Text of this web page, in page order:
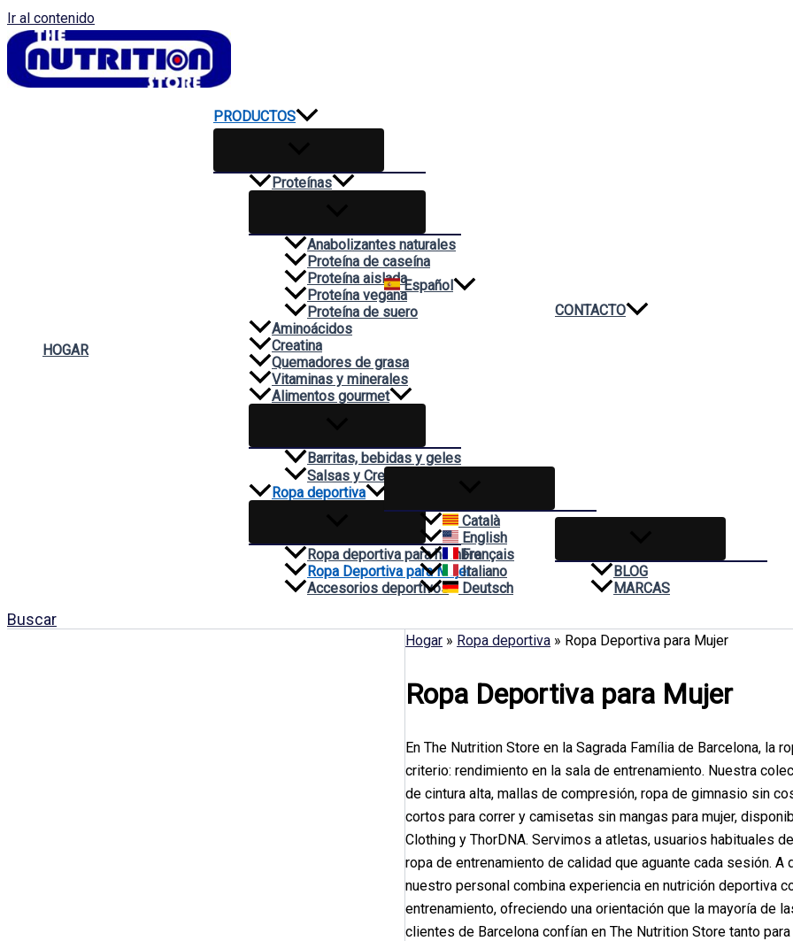
Ir al contenido
HOGAR
PRODUCTOS
Proteínas
Anabolizantes naturales
Proteína de caseína
Proteína aislada
Proteína vegana
Proteína de suero
Aminoácidos
Creatina
Quemadores de grasa
Vitaminas y minerales
Alimentos gourmet
Barritas, bebidas y geles
Salsas y Cremas
Ropa deportiva
Ropa deportiva para hombre
Ropa Deportiva para Mujer
Accesorios deportivos
Español
Català
English
Français
Italiano
Deutsch
CONTACTO
BLOG
MARCAS
Buscar
Hogar » Ropa deportiva » Ropa Deportiva para Mujer
Ropa Deportiva para Mujer
En The Nutrition Store en la Sagrada Família de Barcelona, la
criterio: rendimiento en la sala de entrenamiento. Nuestra
de cintura alta, mallas de compresión, ropa de gimnasio sin
cortos para correr y camisetas sin mangas para mujer,
Clothing y ThorDNA. Servimos a atletas, usuarios habituales
ropa de entrenamiento de calidad que aguante cada sesión.
nuestro personal combina experiencia en nutrición deportiva
entrenamiento, ofreciendo una orientación que la mayoría de
clientes de Barcelona confían en The Nutrition Store tanto